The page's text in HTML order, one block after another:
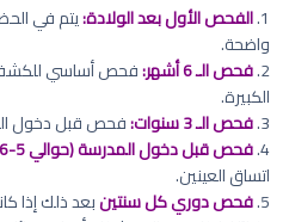
1. الفحص الأول بعد الولادة:يتم في
واضحة.
2. فحص الـ 6 أشهر:
فحص أساسي للكشف
الكبيرة.
3. فحص الـ 3 سنوات:
فحص قبل دخول
4. فحص قبل دخول المدرسة (حوالي 5-6 سنوات):
اتساق العينين.
5. فحص دوري كل سنتينبعد ذلك إذا